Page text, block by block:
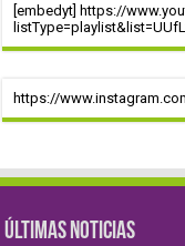
[embedyt] https://
https://
ÚLTIMAS NOTICIAS